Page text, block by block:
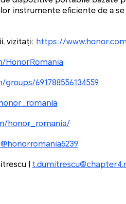
instrumente eficiente de a
vizitați: https://
HonorRomania
691788556134559
honor_romania/
|